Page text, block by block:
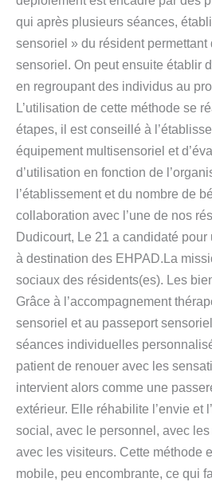
qui après plusieurs séances,
sensoriel » du résident permettant
sensoriel. On peut ensuite établir
en regroupant des individus au
L’utilisation de cette méthode se
étapes, il est conseillé à
équipement multisensoriel et
d’utilisation en fonction de
l’établissement et du nombre de
collaboration avec l’une de nos
Dudicourt, Le 21 a candidaté pour
à destination des EHPAD.La
sociaux des résidents(es). Les
Grâce à l’accompagnement
sensoriel et au passeport
séances individuelles
patient de renouer avec les
intervient alors comme une
extérieur. Elle réhabilite l’envie et
social, avec le personnel, avec
avec les visiteurs. Cette méthode
mobile, peu encombrante, ce qui